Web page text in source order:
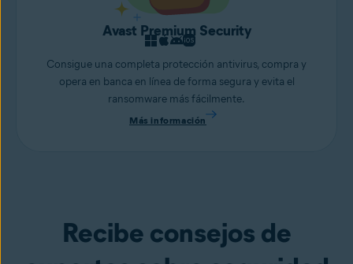
Avast Premium Security
Consigue una completa protección antivirus, compra y
opera en banca en línea de forma segura y evita el
ransomware más fácilmente.
Más información
Recibe consejos de